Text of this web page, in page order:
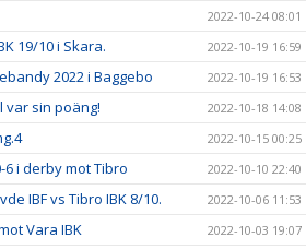
2022-10-24 08:01
19/10 i Skara. 2022-10-19 16:59
2022 i Baggebo 2022-10-19 16:53
var sin poäng! 2022-10-18 14:08
2022-10-15 00:25
i derby mot Tibro 2022-10-10 22:40
IBF vs Tibro IBK 8/10. 2022-10-06 11:53
Vara IBK 2022-10-03 19:07